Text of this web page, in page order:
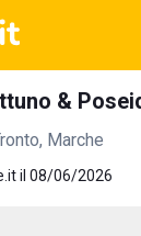
&
, Marche
il 08/06/2026